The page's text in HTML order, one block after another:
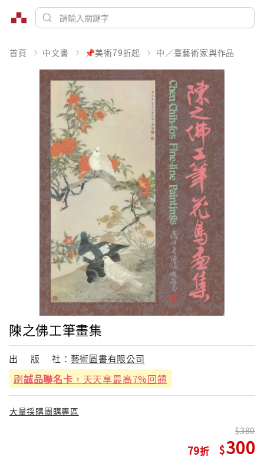
首頁 中文書 📌美術79折起 中／臺藝術家與作品
陳之佛工筆畫集
出 版 社： 藝術圖書有限公司
刷誠品聯名卡 ，天天享最高7%回饋
大量採購團購專區
79
380
300